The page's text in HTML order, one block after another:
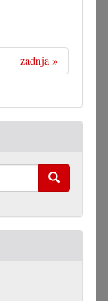
zadnja »